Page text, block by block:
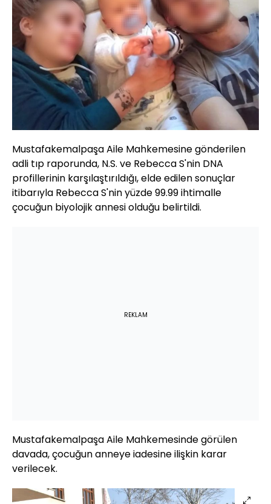
Mustafakemalpaşa Aile Mahkemesine gönderilen
adli tıp raporunda, N.S. ve Rebecca S'nin DNA
profillerinin karşılaştırıldığı, elde edilen sonuçlar
itibarıyla Rebecca S'nin yüzde 99.99 ihtimalle
çocuğun biyolojik annesi olduğu belirtildi.
REKLAM
Mustafakemalpaşa Aile Mahkemesinde görülen
davada, çocuğun anneye iadesine ilişkin karar
verilecek.